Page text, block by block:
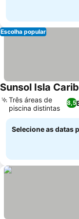
Escolha popular
Sunsol Isla
8,5
Três áreas de
piscina distintas
Selecione as datas